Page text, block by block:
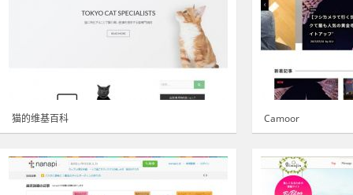
猫的维基百科 Camoor